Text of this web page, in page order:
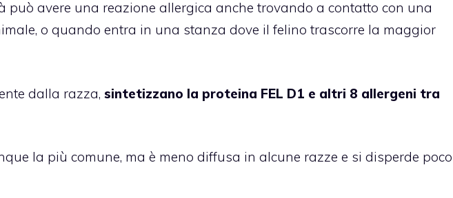
può avere una reazione allergica anche trovando a contatto con una
o quando entra in una stanza dove il felino trascorre la maggior
dalla razza, sintetizzano la proteina FEL D1 e altri 8 allergeni tra
la più comune, ma è meno diffusa in alcune razze e si disperde poco